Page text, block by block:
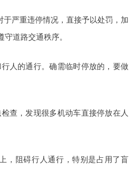
于严重违停情况，直接予以处罚，加
道路交通秩序。
人的通行。确需临时停放的，要做
查，发现很多机动车直接停放在人
，阻碍行人通行，特别是占用了盲